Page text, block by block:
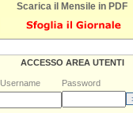
Scarica il Mensile in PDF
ACCESSO AREA UTENTI
Username Password